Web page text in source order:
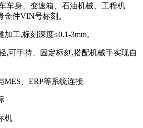
车身、变速箱、石油机械、工程机
金件VIN号标刻。
工,标刻深度≤0.1-3mm。
,可手持、固定标刻,搭配机械手实现自
MES、ERP等系统连接